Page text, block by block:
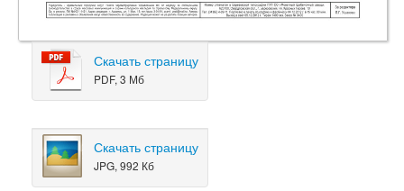
Скачать страницу
PDF, 3 Мб
Скачать страницу
JPG, 992 Кб